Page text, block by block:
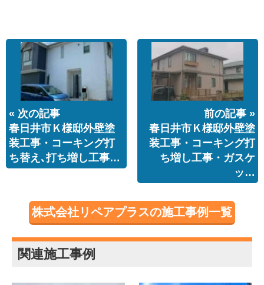
« 次の記事
春日井市Ｋ様邸外壁塗
装工事・コーキング打
ち替え､打ち増し工事…
前の記事 »
春日井市Ｋ様邸外壁塗
装工事・コーキング打
ち増し工事・ガスケ
ッ…
株式会社リペアプラスの施工事例一覧
関連施工事例